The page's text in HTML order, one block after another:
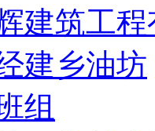
建筑工
建乡油坊
组